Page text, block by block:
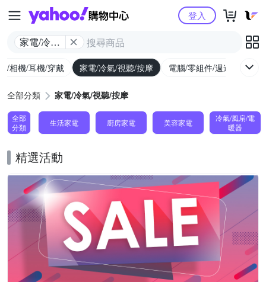
Yahoo購物中心
家電/冷氣/
登入
/相機/耳機/穿戴 家電/冷氣/視聽/按摩 電腦/零組件/週邊/遊戲
全部分類 家電/冷氣/視聽/按摩
全部
分類
生活家電 廚房家電 美容家電
冷氣/風扇/電
暖器
精選活動